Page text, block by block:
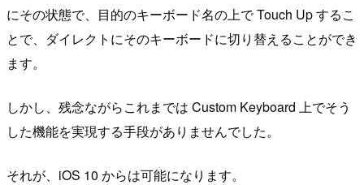
にその状態で、目的のキーボード名の上で Touch Up するこ
とで、ダイレクトにそのキーボードに切り替えることができ
ます。
しかし、残念ながらこれまでは Custom Keyboard 上でそう
した機能を実現する手段がありませんでした。
それが、iOS 10 からは可能になります。